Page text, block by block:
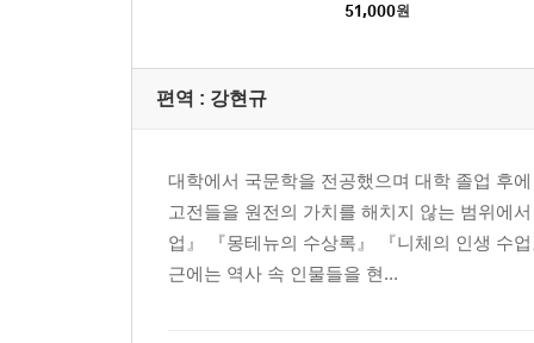
법은 관습 위에 세워진 일종의 허상이다 / 다수
보이기까지 한다 / 중심에 가까운 자는 덜 흔들리
5장 생각하는 갈대! 비참함과 위대함 사이의 인간
생각하는 갈대, 그래서 인간은 존엄하다 / 생각
대한 탐구는 철학의 출발점이다 / 인간은 사유를
51,000원
편역 : 강현규
대학에서 국문학을 전공했으며 대학 졸업 후
고전들을 원전의 가치를 해치지 않는 범위에
업』 『몽테뉴의 수상록』 『니체의 인생 수
근에는 역사 속 인물들을 현...